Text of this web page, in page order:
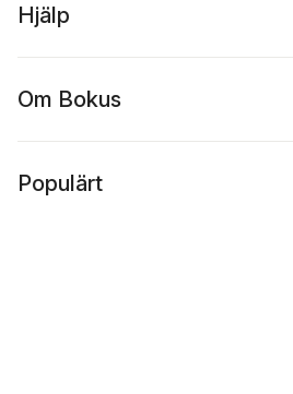
Hjälp
Om Bokus
Populärt